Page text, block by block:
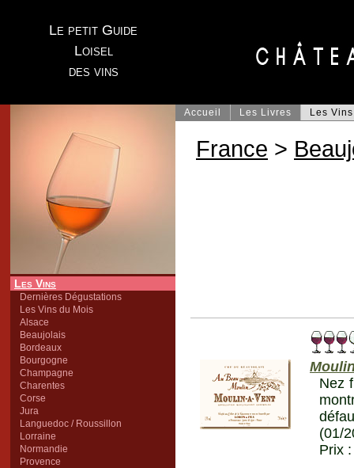
Le petit Guide
Loisel
des vins
Les Vins
Dernières Dégustations
Les Vins du Mois
Alsace
Beaujolais
Bordeaux
Bourgogne
Champagne
Charentes
Corse
Jura
Languedoc / Roussillon
Lorraine
Normandie
Provence
Accueil Les Livres Les Vins
France >
Nez
(01/
Prix